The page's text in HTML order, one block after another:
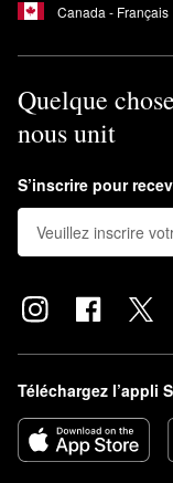
Canada - Français
Quelque
nous unit
S’inscrire pour
Téléchargez l’appli